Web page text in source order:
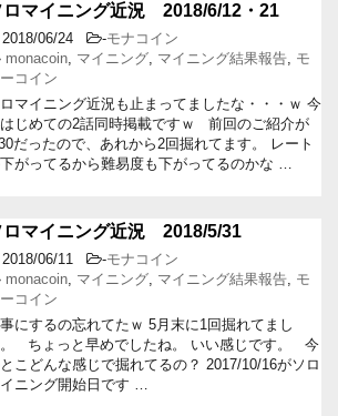
ロマイニング近況 2018/6/12・21
2018/06/24 -モナコイン
monacoin, マイニング, マイニング結果報告, モ
コイン
マイニング近況も止まってましたな・・・ｗ 今
じめての2話同時掲載ですｗ 前回のご紹介が
だったので、あれから2回掘れてます。 レート
がってるから難易度も下がってるのかな …
ロマイニング近況 2018/5/31
2018/06/11 -モナコイン
monacoin, マイニング, マイニング結果報告, モ
コイン
にするの忘れてたｗ 5月末に1回掘れてまし
ちょっと早めでしたね。 いい感じです。 今
こどんな感じで掘れてるの？ 2017/10/16がソロ
ニング開始日です …